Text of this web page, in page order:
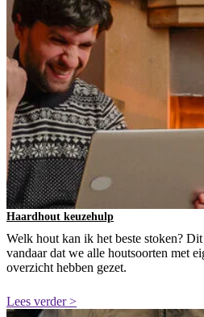
Haardhout keuzehulp
Welk hout kan ik het beste stoken? Dit
vandaar dat we alle houtsoorten met
overzicht hebben gezet.
Lees verder >